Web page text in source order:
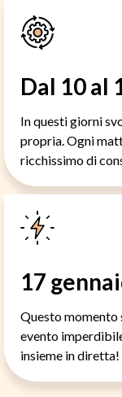
Dal 10 al
In questi giorni
propria. Ogni
ricchissimo di
17
Questo momento
evento
insieme in diretta!